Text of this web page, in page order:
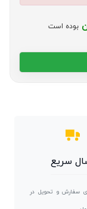
بوده است
سریع
سفارش و تحویل در